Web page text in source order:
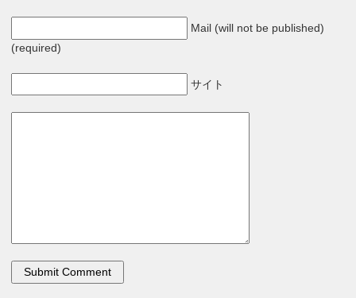
Mail (will not be published)
(required)
サイト